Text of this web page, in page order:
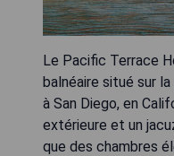
Le Pacific Terrace
balnéaire situé sur
à San Diego, en
extérieure et un
que des chambres